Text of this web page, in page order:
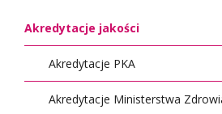
Akredytacje jakości
Akredytacje PKA
Akredytacje Ministerstwa